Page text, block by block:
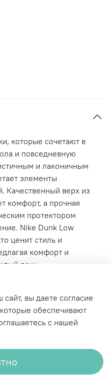
которые сочетают в
и повседневную
и лаконичным
элементы
Качественный верх из
комфорт, а прочная
протектором
Nike Dunk Low
ценит стиль и
комфорт и
день.
вы даете согласие
обеспечивают
с нашей